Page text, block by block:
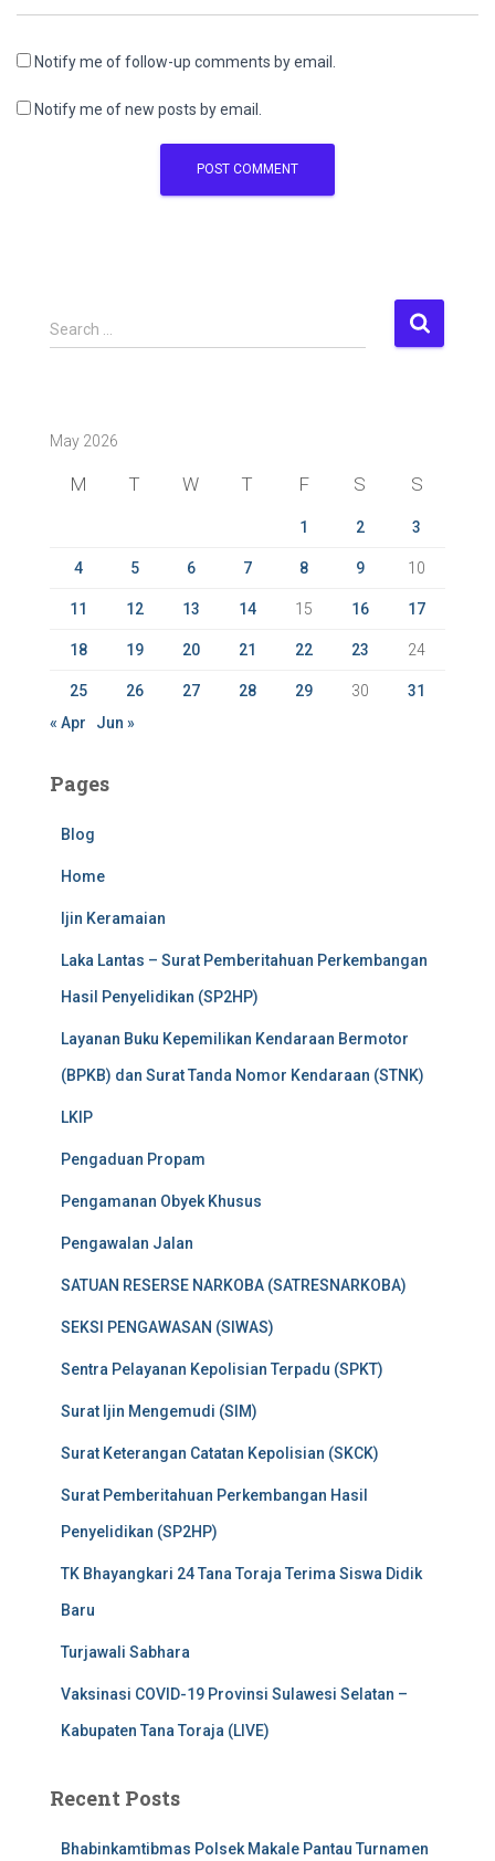
Notify me of follow-up comments by email.
Notify me of new posts by email.
S
e
h
Search …
May 2026
M T W T F S S
1 2 3
4 5 6 7 8 9 10
11 12 13 14 15 16 17
18 19 20 21 22 23 24
25 26 27 28 29 30
31
« Apr
Jun »
Pages
Blog
Home
Ijin Keramaian
Laka Lantas – Surat Pemberitahuan Perkembangan
Hasil Penyelidikan (SP2HP)
Layanan Buku Kepemilikan Kendaraan Bermotor
(BPKB) dan Surat Tanda Nomor Kendaraan (STNK)
LKIP
Pengaduan Propam
Pengamanan Obyek Khusus
Pengawalan Jalan
SATUAN RESERSE NARKOBA (SATRESNARKOBA)
SEKSI PENGAWASAN (SIWAS)
Sentra Pelayanan Kepolisian Terpadu (SPKT)
Surat Ijin Mengemudi (SIM)
Surat Keterangan Catatan Kepolisian (SKCK)
Surat Pemberitahuan Perkembangan Hasil
Penyelidikan (SP2HP)
TK Bhayangkari 24 Tana Toraja Terima Siswa Didik
Baru
Turjawali Sabhara
Vaksinasi COVID-19 Provinsi Sulawesi Selatan –
Kabupaten Tana Toraja (LIVE)
Recent Posts
Bhabinkamtibmas Polsek Makale Pantau Turnamen